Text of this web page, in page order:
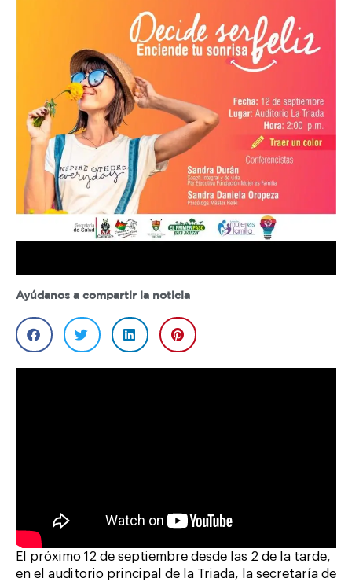
Ayúdanos a compartir la noticia
El próximo 12 de septiembre desde las 2 de la tarde,
en el auditorio principal de la Triada, la secretaría de